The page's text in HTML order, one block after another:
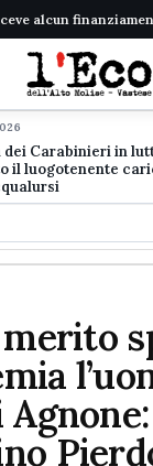
alcun
dei Carabinieri in
il luogotenente
merito